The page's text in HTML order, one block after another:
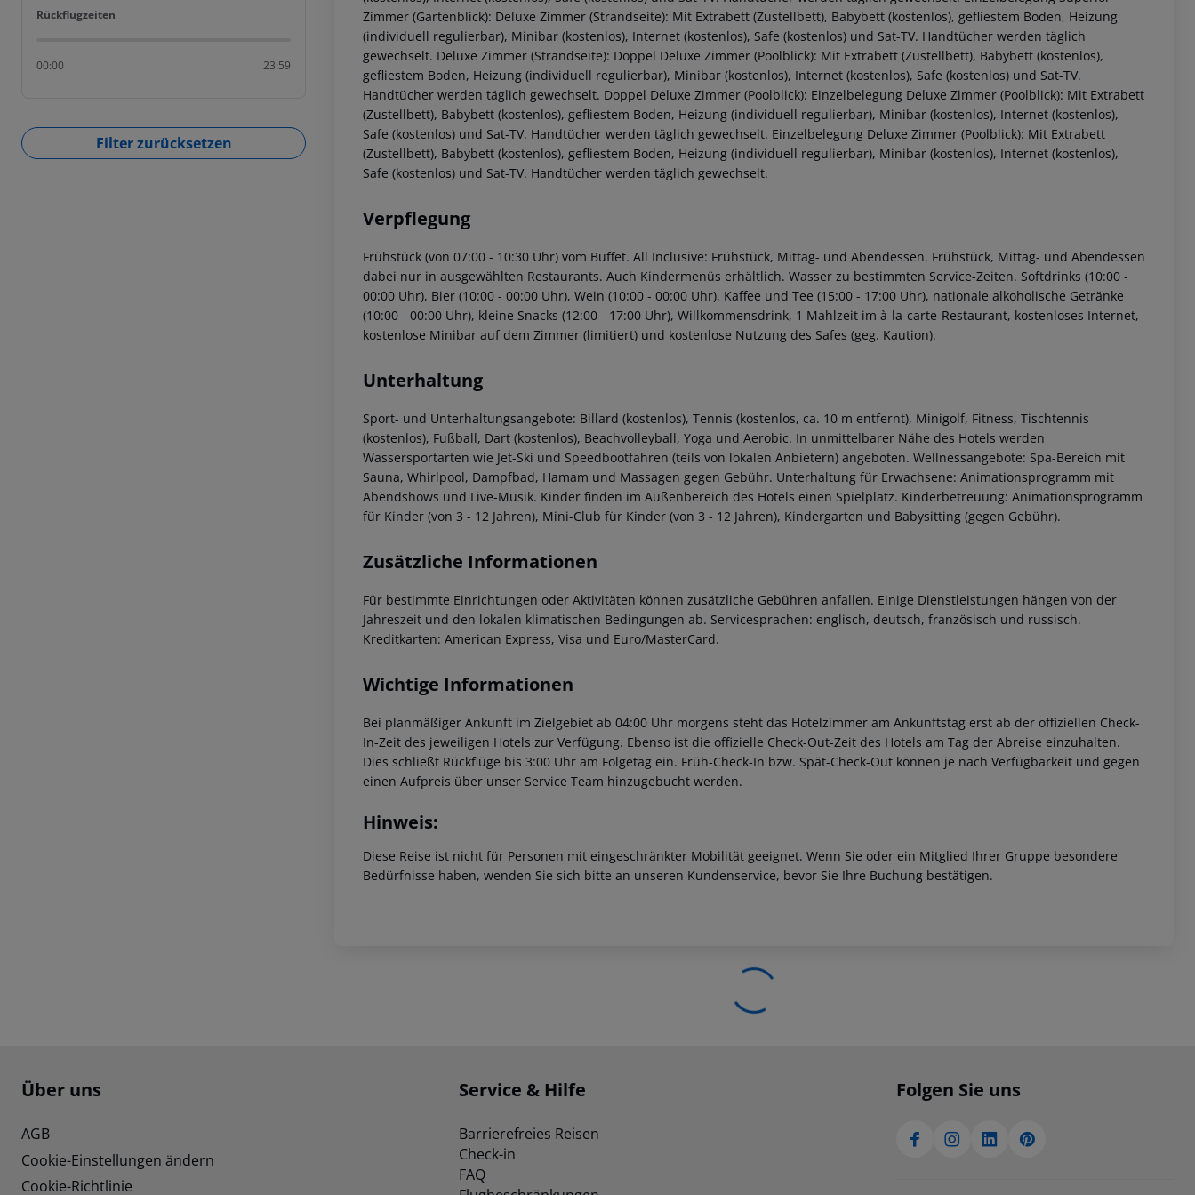
Rückflugzeiten
Rückflugzeiten
00:00 23:59
Filter zurücksetzen
Zimmer (Gartenblick): Deluxe Zimmer (Strandseite): Mit Extrabett (Zustellbett), Babybett (kostenlos), gefliestem Boden, Heizung
(individuell regulierbar), Minibar (kostenlos), Internet (kostenlos), Safe (kostenlos) und Sat-TV. Handtücher werden täglich
gewechselt. Deluxe Zimmer (Strandseite): Doppel Deluxe Zimmer (Poolblick): Mit Extrabett (Zustellbett), Babybett (kostenlos),
gefliestem Boden, Heizung (individuell regulierbar), Minibar (kostenlos), Internet (kostenlos), Safe (kostenlos) und Sat-TV.
Handtücher werden täglich gewechselt. Doppel Deluxe Zimmer (Poolblick): Einzelbelegung Deluxe Zimmer (Poolblick): Mit Extrabett
(Zustellbett), Babybett (kostenlos), gefliestem Boden, Heizung (individuell regulierbar), Minibar (kostenlos), Internet (kostenlos),
Safe (kostenlos) und Sat-TV. Handtücher werden täglich gewechselt. Einzelbelegung Deluxe Zimmer (Poolblick): Mit Extrabett
(Zustellbett), Babybett (kostenlos), gefliestem Boden, Heizung (individuell regulierbar), Minibar (kostenlos), Internet (kostenlos),
Safe (kostenlos) und Sat-TV. Handtücher werden täglich gewechselt.
Verpflegung
Frühstück (von 07:00 - 10:30 Uhr) vom Buffet. All Inclusive: Frühstück, Mittag- und Abendessen. Frühstück, Mittag- und Abendessen
dabei nur in ausgewählten Restaurants. Auch Kindermenüs erhältlich. Wasser zu bestimmten Service-Zeiten. Softdrinks (10:00 -
00:00 Uhr), Bier (10:00 - 00:00 Uhr), Wein (10:00 - 00:00 Uhr), Kaffee und Tee (15:00 - 17:00 Uhr), nationale alkoholische Getränke
(10:00 - 00:00 Uhr), kleine Snacks (12:00 - 17:00 Uhr), Willkommensdrink, 1 Mahlzeit im à-la-carte-Restaurant, kostenloses Internet,
kostenlose Minibar auf dem Zimmer (limitiert) und kostenlose Nutzung des Safes (geg. Kaution).
Unterhaltung
Sport- und Unterhaltungsangebote: Billard (kostenlos), Tennis (kostenlos, ca. 10 m entfernt), Minigolf, Fitness, Tischtennis
(kostenlos), Fußball, Dart (kostenlos), Beachvolleyball, Yoga und Aerobic. In unmittelbarer Nähe des Hotels werden
Wassersportarten wie Jet-Ski und Speedbootfahren (teils von lokalen Anbietern) angeboten. Wellnessangebote: Spa-Bereich mit
Sauna, Whirlpool, Dampfbad, Hamam und Massagen gegen Gebühr. Unterhaltung für Erwachsene: Animationsprogramm mit
Abendshows und Live-Musik. Kinder finden im Außenbereich des Hotels einen Spielplatz. Kinderbetreuung: Animationsprogramm
für Kinder (von 3 - 12 Jahren), Mini-Club für Kinder (von 3 - 12 Jahren), Kindergarten und Babysitting (gegen Gebühr).
Zusätzliche Informationen
Für bestimmte Einrichtungen oder Aktivitäten können zusätzliche Gebühren anfallen. Einige Dienstleistungen hängen von der
Jahreszeit und den lokalen klimatischen Bedingungen ab. Servicesprachen: englisch, deutsch, französisch und russisch.
Kreditkarten: American Express, Visa und Euro/MasterCard.
Wichtige Informationen
Bei planmäßiger Ankunft im Zielgebiet ab 04:00 Uhr morgens steht das Hotelzimmer am Ankunftstag erst ab der offiziellen Check-
In-Zeit des jeweiligen Hotels zur Verfügung. Ebenso ist die offizielle Check-Out-Zeit des Hotels am Tag der Abreise einzuhalten.
Dies schließt Rückflüge bis 3:00 Uhr am Folgetag ein. Früh-Check-In bzw. Spät-Check-Out können je nach Verfügbarkeit und gegen
einen Aufpreis über unser Service Team hinzugebucht werden.
Hinweis:
Diese Reise ist nicht für Personen mit eingeschränkter Mobilität geeignet. Wenn Sie oder ein Mitglied Ihrer Gruppe besondere
Bedürfnisse haben, wenden Sie sich bitte an unseren Kundenservice, bevor Sie Ihre Buchung bestätigen.
Footer navigation
Über uns
AGB
Cookie-Einstellungen ändern
Cookie-Richtlinie
Service & Hilfe
Barrierefreies Reisen
Check-in
FAQ
Folgen Sie uns